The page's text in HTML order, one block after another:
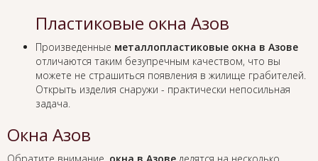
Пластиковые окна Азов
Произведенные металлопластиковые окна в Азове
отличаются таким безупречным качеством, что вы
можете не страшиться появления в жилище грабителей.
Открыть изделия снаружи - практически непосильная
задача.
Окна Азов